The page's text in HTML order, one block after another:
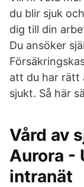
du blir sjuk
dig till din
Du ansöker
att du har rätt
sjukt. Så här
Vård av
Aurora -
intranät